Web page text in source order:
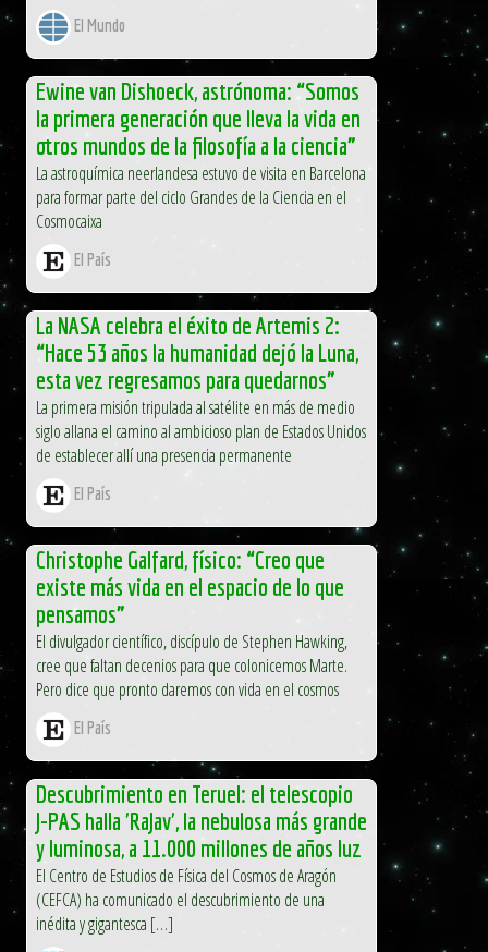
El Mundo
Ewine van Dishoeck, astrónoma: “Somos
la primera generación que lleva la vida en
otros mundos de la filosofía a la ciencia”
La astroquímica neerlandesa estuvo de visita en Barcelona
para formar parte del ciclo Grandes de la Ciencia en el
Cosmocaixa
El País
La NASA celebra el éxito de Artemis 2:
“Hace 53 años la humanidad dejó la Luna,
esta vez regresamos para quedarnos”
La primera misión tripulada al satélite en más de medio
siglo allana el camino al ambicioso plan de Estados Unidos
de establecer allí una presencia permanente
El País
Christophe Galfard, físico: “Creo que
existe más vida en el espacio de lo que
pensamos”
El divulgador científico, discípulo de Stephen Hawking,
cree que faltan decenios para que colonicemos Marte.
Pero dice que pronto daremos con vida en el cosmos
El País
Descubrimiento en Teruel: el telescopio
J-PAS halla 'RaJav', la nebulosa más grande
y luminosa, a 11.000 millones de años luz
El Centro de Estudios de Física del Cosmos de Aragón
(CEFCA) ha comunicado el descubrimiento de una
inédita y gigantesca […]